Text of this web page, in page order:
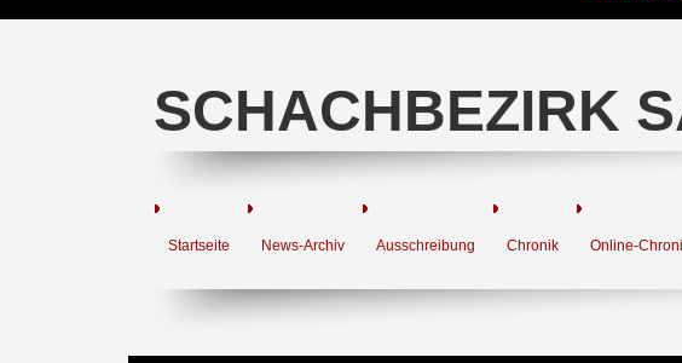
SCHACHBEZIRK
Startseite News-Archiv Ausschreibung Chronik Online-